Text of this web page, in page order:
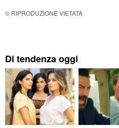
© RIPRODUZIONE VIETATA
Di tendenza oggi